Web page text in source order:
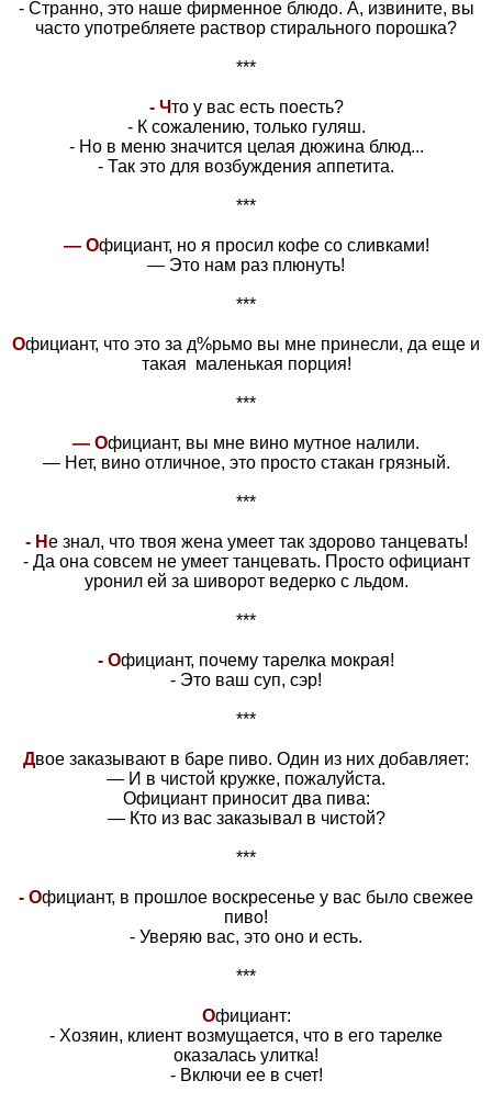
- Странно, это наше фирменное блюдо. А, извините, вы
часто употребляете раствор стирального порошка?
***
- Что у вас есть поесть?
- К сожалению, только гуляш.
- Но в меню значится целая дюжина блюд...
- Так это для возбуждения аппетита.
***
— Официант, но я просил кофе со сливками!
— Это нам раз плюнуть!
***
Официант, что это за д%pьмо вы мне пpинесли, да еще и
такая маленькая порция!
***
— Официант, вы мне вино мутное налили.
— Нет, вино отличное, это просто стакан грязный.
***
- Не знал, что твоя жена умеет так здорово танцевать!
- Да она совсем не умеет танцевать. Просто официант
уронил ей за шиворот ведерко с льдом.
***
- Официант, почему тарелка мокрая!
- Это ваш суп, сэр!
***
Двое заказывают в баре пиво. Один из них добавляет:
— И в чистой кружке, пожалуйста.
Официант приносит два пива:
— Кто из вас заказывал в чистой?
***
- Официант, в прошлое воскресенье у вас было свежее
пиво!
- Уверяю вас, это оно и есть.
***
Официант:
- Хозяин, клиент возмущается, что в его тарелке
оказалась улитка!
- Включи ее в счет!